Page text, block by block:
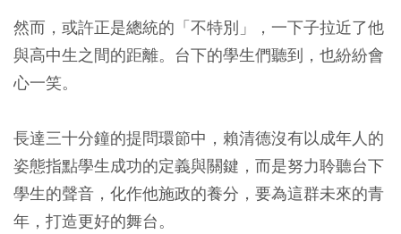
然而，或許正是總統的「不特別」，一下子拉近了他
與高中生之間的距離。台下的學生們聽到，也紛紛會
心一笑。
長達三十分鐘的提問環節中，賴清德沒有以成年人的
姿態指點學生成功的定義與關鍵，而是努力聆聽台下
學生的聲音，化作他施政的養分，要為這群未來的青
年，打造更好的舞台。